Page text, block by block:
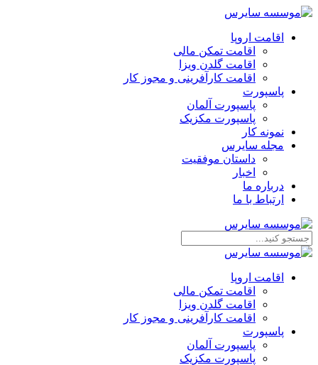
اقامت اروپا
اقامت تمکن مالی
اقامت گلدن ویزا
اقامت کارآفرینی و مجوز کار
پاسپورت
پاسپورت آلمان
پاسپورت مکزیک
نمونه کار
مجله سایرس
داستان موفقیت
اخبار
درباره ما
ارتباط‌ با‌ ما
اقامت اروپا
اقامت تمکن مالی
اقامت گلدن ویزا
اقامت کارآفرینی و مجوز کار
پاسپورت
پاسپورت آلمان
پاسپورت مکزیک